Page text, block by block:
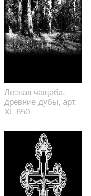
Лесная чащаба,
древние дубы, арт.
XL.650